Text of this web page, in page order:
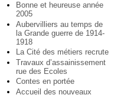
Bonne et heureuse année
2005
Aubervilliers au temps de
la Grande guerre de 1914-
1918
La Cité des métiers recrute
Travaux d’assainissement
rue des Ecoles
Contes en portée
Accueil des nouveaux